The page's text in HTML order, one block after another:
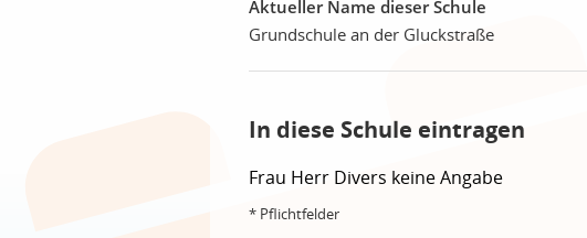
Aktueller Name dieser Schule
Grundschule an der Gluckstraße
In diese Schule eintragen
Frau Herr Divers keine Angabe
* Pflichtfelder